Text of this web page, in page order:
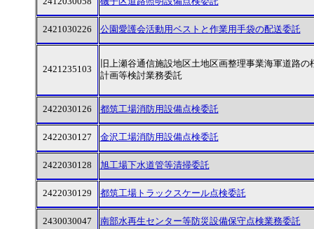
2421030226 公園愛護会活動用ベストと作業用手袋の配送委託
2421235103
旧上瀬谷通信施設地区土地区画整理事業海軍道路
計画等検討業務委託
2422030126 都筑工場消防用設備点検委託
2422030127 金沢工場消防用設備点検委託
2422030128 旭工場下水道管等清掃委託
2422030129 都筑工場トラックスケール点検委託
2430030047 南部水再生センター等防災設備保守点検業務委託